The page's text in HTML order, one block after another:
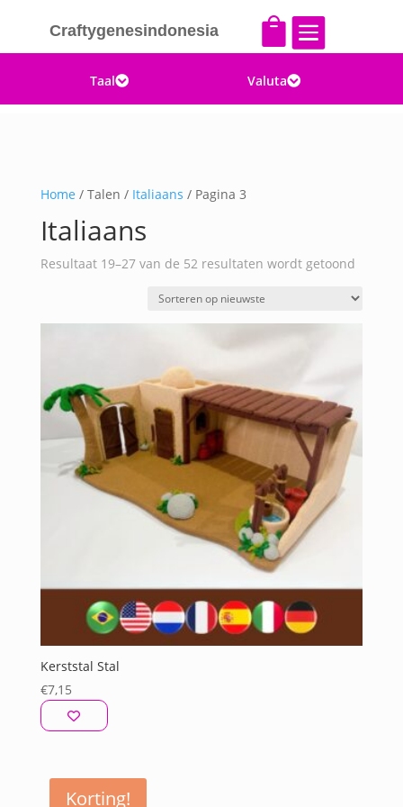
Craftygenesindonesia  
Taal Valuta
Home / Talen / Italiaans / Pagina 3
Italiaans
Resultaat 19–27 van de 52 resultaten wordt getoond
Kerststal Stal
€7,15
Korting!